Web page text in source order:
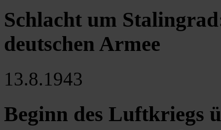
Schlacht um
deutschen Armee
13.8.1943
Beginn des Luftkriegs